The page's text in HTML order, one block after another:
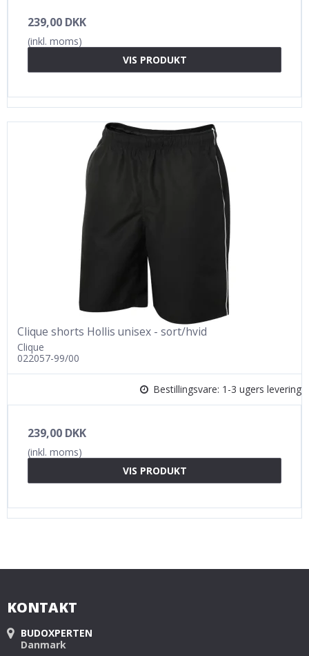
239,00 DKK
(inkl. moms)
VIS PRODUKT
Clique shorts Hollis unisex - sort/hvid
Clique
022057-99/00
Bestillingsvare: 1-3 ugers levering
239,00 DKK
(inkl. moms)
VIS PRODUKT
KONTAKT
BUDOXPERTEN
Danmark